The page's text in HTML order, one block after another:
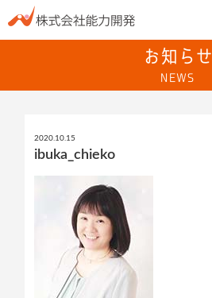
お知らせ
NEWS
2020.10.15
ibuka_chieko